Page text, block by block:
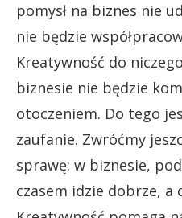
pomysł na biznes nie
nie będzie
Kreatywność do
biznesie nie będzie
otoczeniem. Do tego
zaufanie. Zwróćmy
sprawę: w biznesie,
czasem idzie dobrze, a